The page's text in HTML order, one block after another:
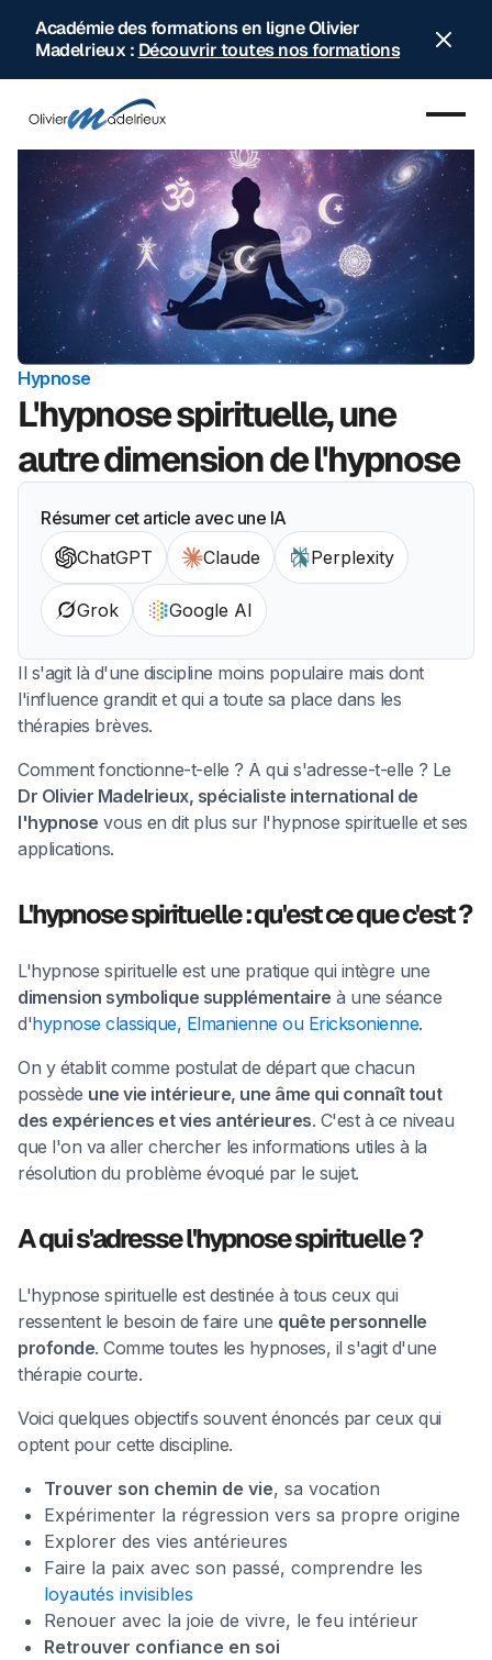
Académie des formations en ligne Olivier
Madelrieux : Découvrir toutes nos formations
Hypnose
L'hypnose spirituelle, une
autre dimension de l'hypnose
Résumer cet article avec une IA
ChatGPT
Claude Perplexity
Grok Google AI
Il s'agit là d'une discipline moins populaire mais dont
l'influence grandit et qui a toute sa place dans les
thérapies brèves.
Comment fonctionne-t-elle ? A qui s'adresse-t-elle ? Le
Dr Olivier Madelrieux, spécialiste international de
l'hypnose vous en dit plus sur l'hypnose spirituelle et ses
applications.
L'hypnose spirituelle : qu'est ce que c'est ?
L'hypnose spirituelle est une pratique qui intègre une
dimension symbolique supplémentaire à une séance
d'hypnose classique, Elmanienne ou Ericksonienne.
On y établit comme postulat de départ que chacun
possède une vie intérieure, une âme qui connaît tout
des expériences et vies antérieures. C'est à ce niveau
que l'on va aller chercher les informations utiles à la
résolution du problème évoqué par le sujet.
A qui s'adresse l'hypnose spirituelle ?
L'hypnose spirituelle est destinée à tous ceux qui
ressentent le besoin de faire une quête personnelle
profonde. Comme toutes les hypnoses, il s'agit d'une
thérapie courte.
Voici quelques objectifs souvent énoncés par ceux qui
optent pour cette discipline.
Trouver son chemin de vie, sa vocation
Expérimenter la régression vers sa propre origine
Explorer des vies antérieures
Faire la paix avec son passé, comprendre les
loyautés invisibles
Renouer avec la joie de vivre, le feu intérieur
Retrouver confiance en soi